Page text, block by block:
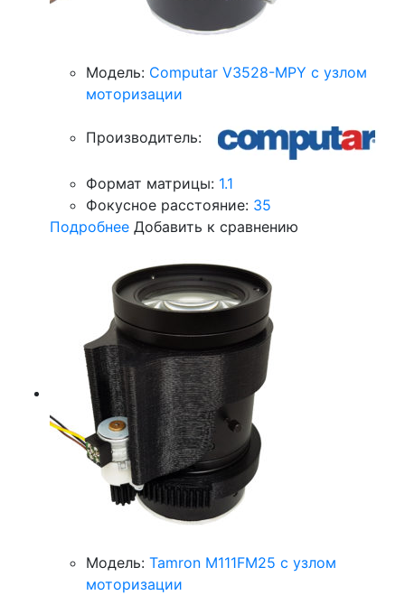
Модель: Computar V3528-MPY с узлом
моторизации
Производитель:
Формат матрицы: 1.1
Фокусное расстояние: 35
Подробнее Добавить к сравнению
Модель: Tamron M111FM25 с узлом
моторизации